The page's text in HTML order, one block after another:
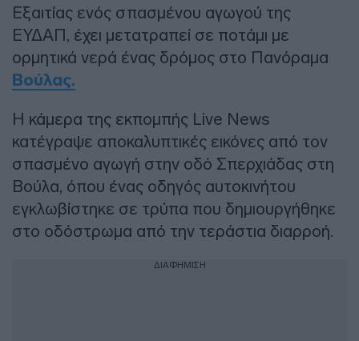
Εξαιτίας ενός σπασμένου αγωγού της
ΕΥΔΑΠ, έχει μετατραπεί σε ποτάμι με
ορμητικά νερά ένας δρόμος στο Πανόραμα
Βούλας.
Η κάμερα της εκπομπής Live News
κατέγραψε αποκαλυπτικές εικόνες από τον
σπασμένο αγωγή στην οδό Σπερχιάδας στη
Βούλα, όπου ένας οδηγός αυτοκινήτου
εγκλωβίστηκε σε τρύπα που δημιουργήθηκε
στο οδόστρωμα από την τεράστια διαρροή.
ΔΙΑΦΗΜΙΣΗ